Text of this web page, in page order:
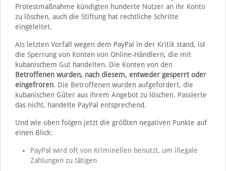
Protestmaßnahme kündigten hunderte Nutzer an ihr Konto
zu löschen, auch die Stiftung hat rechtliche Schritte
eingeleitet.
Als letzten Vorfall wegen dem PayPal in der Kritik stand, ist
die Sperrung von Konten von Online-Händlern, die mit
kubanischem Gut handelten. Die Konten von den
Betroffenen wurden, nach diesem, entweder gesperrt oder
eingefroren. Die Betroffenen wurden aufgefordert, die
kubanischen Güter aus ihrem Angebot zu löschen. Passierte
das nicht, handelte PayPal entsprechend.
Und wie oben folgen jetzt die größten negativen Punkte auf
einen Blick:
PayPal wird oft von Kriminellen benutzt, um illegale
Zahlungen zu tätigen